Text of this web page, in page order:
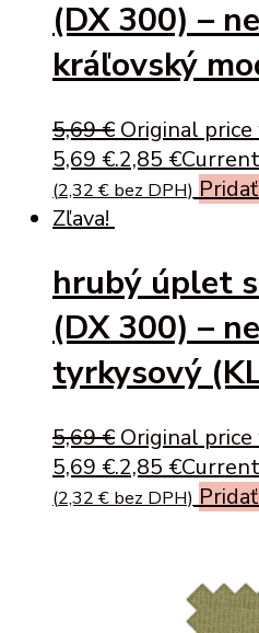
(DX 300) –
kráľovský
5,69€ Original price
5,69 €.2,85 €
(2,32 € bez DPH)
Zľava!
hrubý úplet
(DX 300) –
tyrkysový
5,69€ Original price
5,69 €.2,85 €
(2,32 € bez DPH)